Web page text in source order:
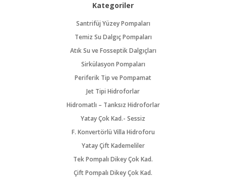
Kategoriler
Santrifüj Yüzey Pompaları
Temiz Su Dalgıç Pompaları
Atık Su ve Fosseptik Dalgıçları
Sirkülasyon Pompaları
Periferik Tip ve Pompamat
Jet Tipi Hidroforlar
Hidromatlı – Tanksız Hidroforlar
Yatay Çok Kad.- Sessiz
F. Konvertörlü Villa Hidroforu
Yatay Çift Kademeliler
Tek Pompalı Dikey Çok Kad.
Çift Pompalı Dikey Çok Kad.